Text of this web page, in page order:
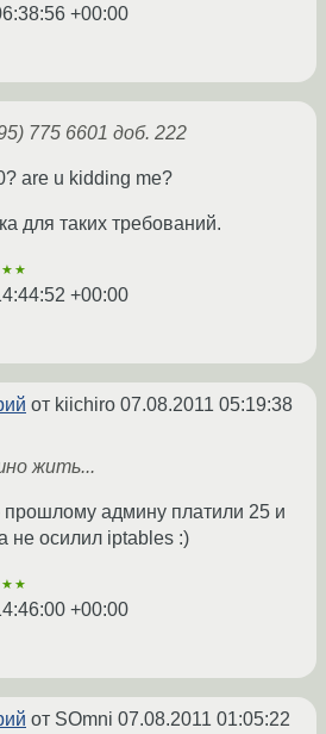
+00:00
775 6601 доб. 222
are u kidding me?
для таких требований.
+00:00
от kiichiro 07.08.2011 05:19:38
жить...
прошлому админу платили 25 и
не осилил iptables :)
+00:00
от SOmni 07.08.2011 01:05:22